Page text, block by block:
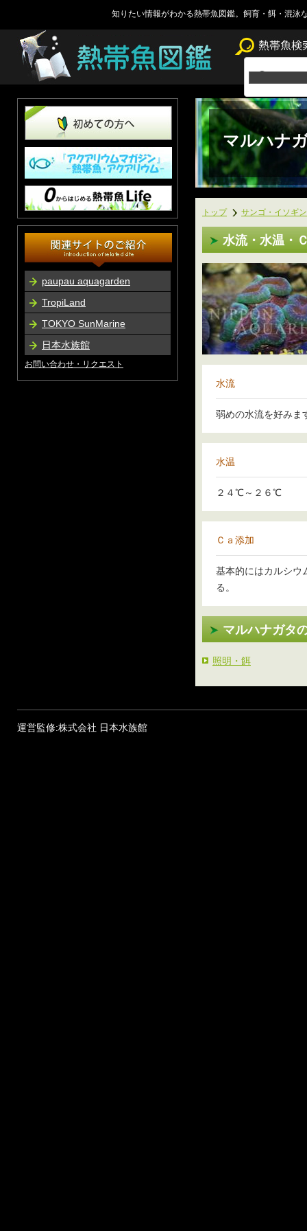
知りたい情報がわかる熱帯魚図鑑。飼育・餌・混泳
マルハナ
トップ サンゴ・イソギ
水流・水温・
水流
弱めの水流を好みま
水温
２４℃～２６℃
Ｃａ添加
基本的にはカルシウ
る。
マルハナガタ
照明・餌
paupau aquagarden
TropiLand
TOKYO SunMarine
日本水族館
お問い合わせ・リクエスト
運営監修:株式会社 日本水族館